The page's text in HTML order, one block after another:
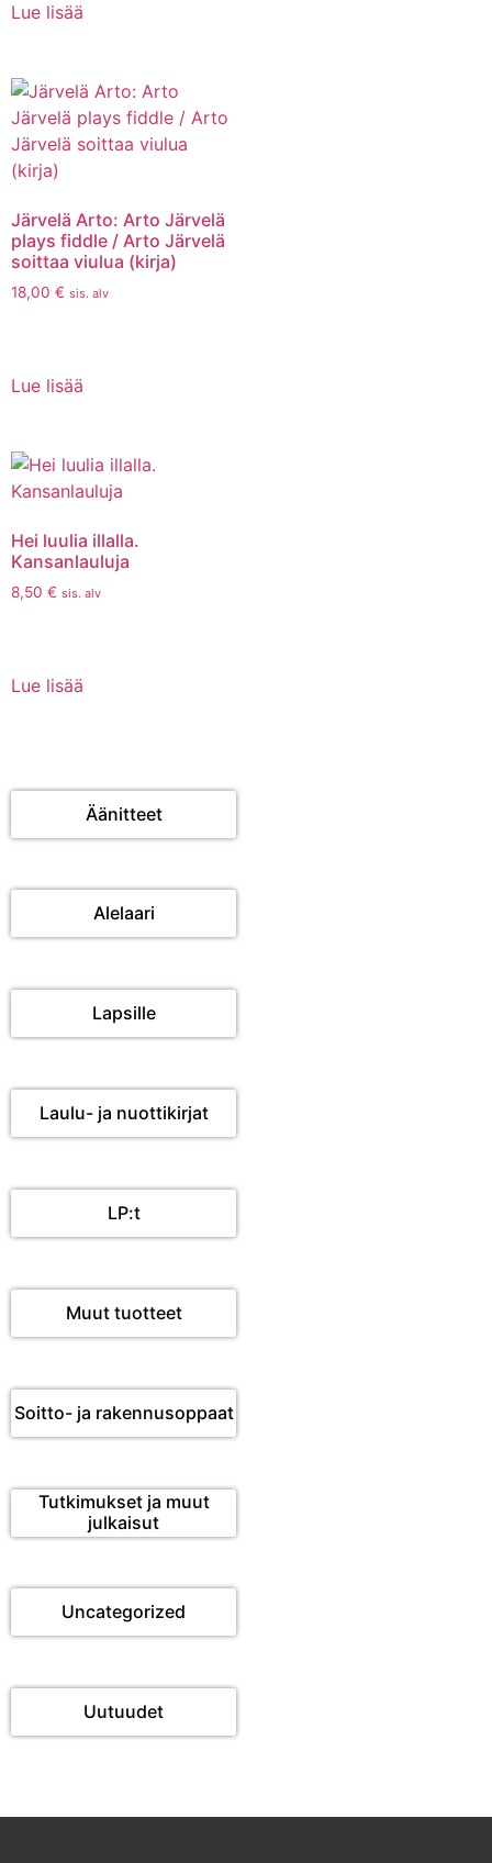
Lue lisää
Järvelä Arto: Arto Järvelä
plays fiddle / Arto Järvelä
soittaa viulua (kirja)
18,00 € sis. alv
Lue lisää
Hei luulia illalla.
Kansanlauluja
8,50 € sis. alv
Lue lisää
Äänitteet
Alelaari
Lapsille
Laulu- ja nuottikirjat
LP:t
Muut tuotteet
Soitto- ja rakennusoppaat
Tutkimukset ja muut
julkaisut
Uncategorized
Uutuudet